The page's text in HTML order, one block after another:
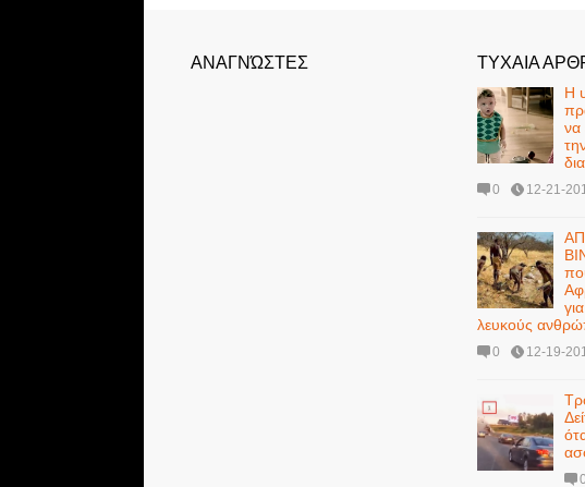
ΑΝΑΓΝΏΣΤΕΣ ΤΥΧΑΙΑ
Η
να
0 12-21-
λευκούς
0 12-19-
0